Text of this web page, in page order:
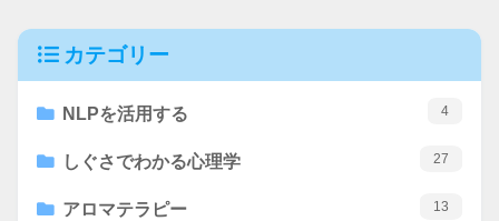
カテゴリー
NLPを活用する 4
しぐさでわかる心理学 27
アロマテラピー 13